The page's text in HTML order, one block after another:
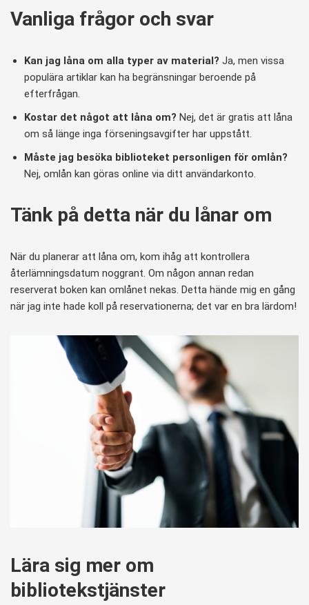
Vanliga frågor och svar
Kan jag låna om alla typer av material? Ja, men vissa
populära artiklar kan ha begränsningar beroende på
efterfrågan.
Kostar det något att låna om? Nej, det är gratis att låna
om så länge inga förseningsavgifter har uppstått.
Måste jag besöka biblioteket personligen för omlån?
Nej, omlån kan göras online via ditt användarkonto.
Tänk på detta när du lånar om
När du planerar att låna om, kom ihåg att kontrollera
återlämningsdatum noggrant. Om någon annan redan
reserverat boken kan omlånet nekas. Detta hände mig en gång
när jag inte hade koll på reservationerna; det var en bra lärdom!
Lära sig mer om
bibliotekstjänster